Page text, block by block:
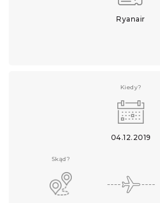
Ryanair
Kiedy?
04.12.2019
Skąd?